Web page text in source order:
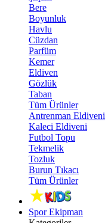
Bere
Boyunluk
Havlu
Cüzdan
Parfüm
Kemer
Eldiven
Gözlük
Taban
Tüm Ürünler
Antrenman Eldiveni
Kaleci Eldiveni
Futbol Topu
Tekmelik
Tozluk
Burun Tıkacı
Tüm Ürünler
Spor Ekipman